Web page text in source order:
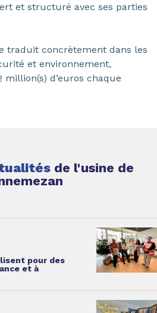
et structuré avec ses parties
traduit concrètement dans les
et environnement,
d’euros chaque
de l'usine de
pour des
et à